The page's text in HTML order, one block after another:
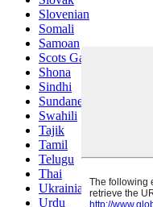
Slovenian
Somali
Samoan
Scots Gaelic
Shona
Sindhi
Sundanese
Swahili
Tajik
Tamil
Telugu
Thai
Ukrainian
Urdu